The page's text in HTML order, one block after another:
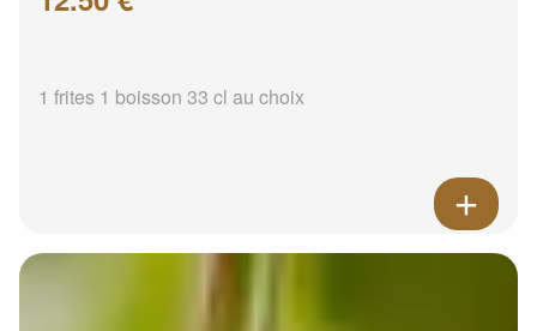
1 frites 1 boisson 33 cl au choix